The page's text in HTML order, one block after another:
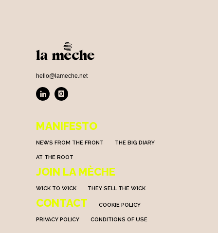
hello@lameche.net
MANIFESTO
NEWS FROM THE FRONT THE BIG DIARY
AT THE ROOT
JOIN LA MÈCHE
WICK TO WICK THEY SELL THE WICK
CONTACT COOKIE POLICY
PRIVACY POLICY CONDITIONS OF USE